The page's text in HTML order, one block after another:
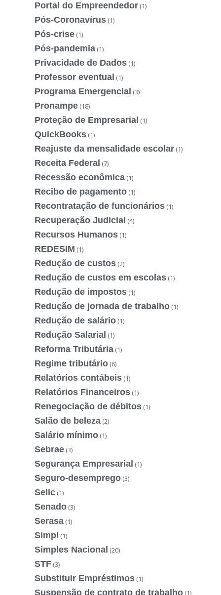
Portal do Empreendedor (1)
Pós-Coronavírus (1)
Pós-crise (1)
Pós-pandemia (1)
Privacidade de Dados (1)
Professor eventual (1)
Programa Emergencial (3)
Pronampe (18)
Proteção de Empresarial (1)
QuickBooks (1)
Reajuste da mensalidade escolar (1)
Receita Federal (7)
Recessão econômica (1)
Recibo de pagamento (1)
Recontratação de funcionários (1)
Recuperação Judicial (4)
Recursos Humanos (1)
REDESIM (1)
Redução de custos (2)
Redução de custos em escolas (1)
Redução de impostos (1)
Redução de jornada de trabalho (1)
Redução de salário (1)
Redução Salarial (1)
Reforma Tributária (1)
Regime tributário (6)
Relatórios contábeis (1)
Relatórios Financeiros (1)
Renegociação de débitos (1)
Salão de beleza (2)
Salário mínimo (1)
Sebrae (3)
Segurança Empresarial (1)
Seguro-desemprego (3)
Selic (1)
Senado (3)
Serasa (1)
Simpi (1)
Simples Nacional (20)
STF (3)
Substituir Empréstimos (1)
Suspensão de contrato de trabalho (1)